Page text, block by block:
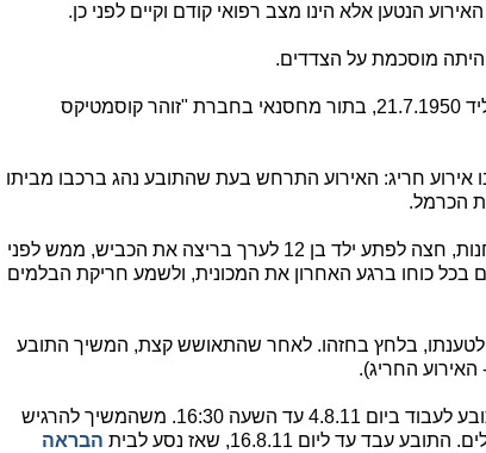
הנטען אלא הינו מצב רפואי קודם וקיים לפני כן.
לפי תשתית זו, עבד התובע, שהוא יליד 21.7.1950, בתור מחסנאי בחברת "זוהר קוסמטיקס
שהינו אירוע חריג: האירוע התרחש בעת שהתובע נהג ברכבו מביתו
הכרמל.
בסביבות 07:45, בהגיעו לקרבת החנות, חצה לפתע ילד בן 12 לערך בריצה את הכביש, ממש לפני
בכל כוחו ברגע האחרון את המכונית, ולשמע חריקת הבלמים
בלחץ בחזהו. לאחר שהתאושש קצת, המשיך התובע
האירוע החריג).
3. לאחר האירוע החריג, המשיך התובע לעבוד ביום 4.8.11 עד השעה 16:30. משהמשיך להרגיש
הבראה